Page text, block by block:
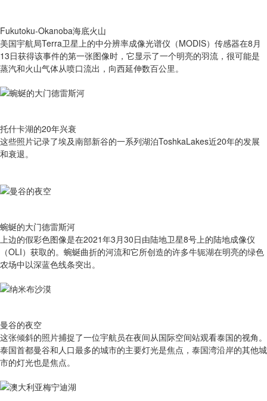
Fukutoku-Okanoba海底火山
美国宇航局Terra卫星上的中分辨率成像光谱仪（MODIS）传感器在8月
13日获得该事件的第一张图像时，它显示了一个明亮的羽流，很可能是
蒸汽和火山气体从喷口流出，向西延伸数百公里。
托什卡湖的20年兴衰
这些照片记录了埃及南部新谷的一系列湖泊ToshkaLakes近20年的发展
和衰退。
蜿蜒的大门德雷斯河
上边的假彩色图像是在2021年3月30日由陆地卫星8号上的陆地成像仪
（OLI）获取的。蜿蜒曲折的河流和它所创造的许多牛轭湖在明亮的绿色
农场中以深蓝色线条突出。
曼谷的夜空
这张倾斜的照片捕捉了一位宇航员在夜间从国际空间站观看泰国的视角。
泰国首都曼谷和人口最多的城市的主要灯光是焦点，泰国湾沿岸的其他城
市的灯光也是焦点。